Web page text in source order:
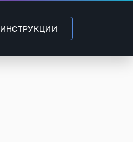
ИНСТРУКЦИИ